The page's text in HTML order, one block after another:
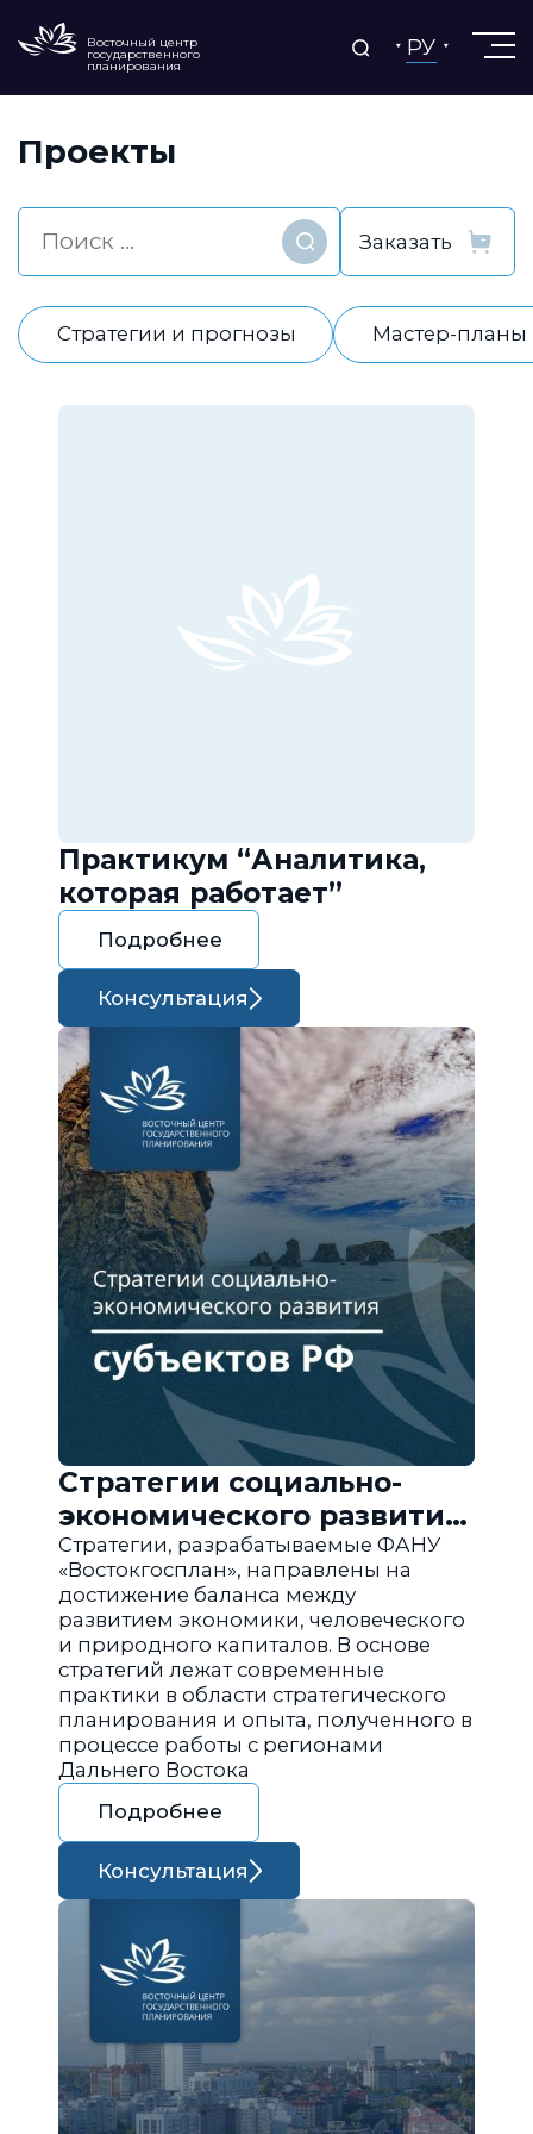
Восточный центр
государственного
планирования
РУ
Проекты
Найти
Стратегии и прогнозы Мастер-планы
Практикум “Аналитика,
которая работает”
Подробнее
Консультация
Стратегии социально-
экономического развития
субъектов РФ
Стратегии, разрабатываемые ФАНУ
«Востокгосплан», направлены на
достижение баланса между
развитием экономики, человеческого
и природного капиталов. В основе
стратегий лежат современные
практики в области стратегического
планирования и опыта, полученного в
процессе работы с регионами
Дальнего Востока
Подробнее
Консультация